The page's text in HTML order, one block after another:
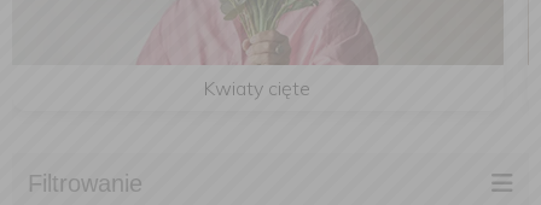
Kwiaty cięte
Filtrowanie